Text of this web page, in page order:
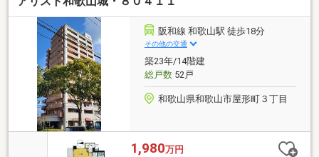
阪和線 和歌山駅 徒歩18分
その他の交通
築23年/14階建
総戸数52戸
和歌山県和歌山市屋形町３丁目
1,980万円